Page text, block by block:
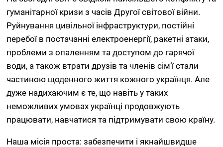
гуманітарної кризи з часів Другої світової війни.
Руйнування цивільної інфраструктури, постійні
перебої в постачанні електроенергії, ракетні атаки,
проблеми з опаленням та доступом до гарячої
води, а також втрати друзів та членів сім’ї стали
частиною щоденного життя кожного українця. Але
дуже надихаючим є те, що навіть у таких
неможливих умовах українці продовжують
працювати, навчатися та підтримувати свою країну.
Наша місія проста: забезпечити і якнайшвидше